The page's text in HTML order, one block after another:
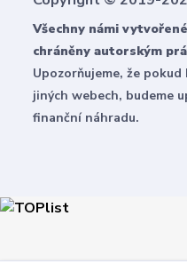
Všechny námi
chráněny autorským
Upozorňujeme, že
jiných webech, budeme
finanční náhradu.